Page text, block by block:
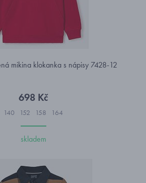
mikina klokanka s nápisy 7428-12
698 Kč
140 152 158 164
skladem